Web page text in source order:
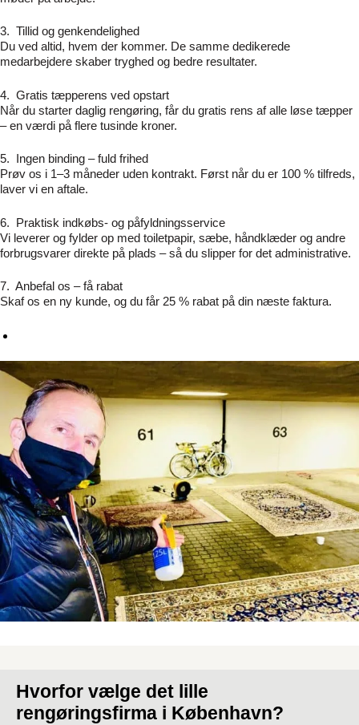
3. Tillid og genkendelighed
Du ved altid, hvem der kommer. De samme dedikerede
medarbejdere skaber tryghed og bedre resultater.
4. Gratis tæpperens ved opstart
Når du starter daglig rengøring, får du gratis rens af alle løse tæpper
– en værdi på flere tusinde kroner.
5. Ingen binding – fuld frihed
Prøv os i 1–3 måneder uden kontrakt. Først når du er 100 % tilfreds,
laver vi en aftale.
6. Praktisk indkøbs- og påfyldningsservice
Vi leverer og fylder op med toiletpapir, sæbe, håndklæder og andre
forbrugsvarer direkte på plads – så du slipper for det administrative.
7. Anbefal os – få rabat
Skaf os en ny kunde, og du får 25 % rabat på din næste faktura.
Hvorfor vælge det lille
rengøringsfirma i København?